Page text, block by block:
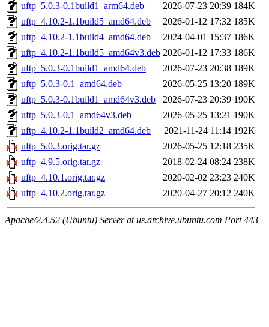
uftp_5.0.3-0.1build1_arm64.deb
2026-07-23 20:39 184K
uftp_4.10.2-1.1build5_amd64.deb
2026-01-12 17:32 185K
uftp_4.10.2-1.1build4_amd64.deb
2024-04-01 15:37 186K
uftp_4.10.2-1.1build5_amd64v3.deb 2026-01-12 17:33 186K
uftp_5.0.3-0.1build1_amd64.deb
2026-07-23 20:38 189K
uftp_5.0.3-0.1_amd64.deb
2026-05-25 13:20 189K
uftp_5.0.3-0.1build1_amd64v3.deb
2026-07-23 20:39 190K
uftp_5.0.3-0.1_amd64v3.deb
2026-05-25 13:21 190K
uftp_4.10.2-1.1build2_amd64.deb
2021-11-24 11:14 192K
uftp_5.0.3.orig.tar.gz
2026-05-25 12:18 235K
uftp_4.9.5.orig.tar.gz
2018-02-24 08:24 238K
uftp_4.10.1.orig.tar.gz
2020-02-02 23:23 240K
uftp_4.10.2.orig.tar.gz
2020-04-27 20:12 240K
Apache/2.4.52 (Ubuntu) Server at us.archive.ubuntu.com Port 443